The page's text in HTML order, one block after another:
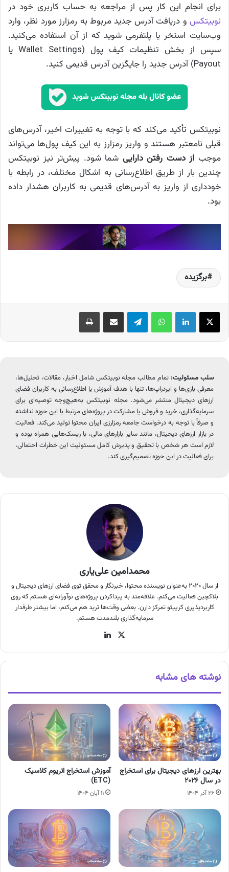
برای انجام این کار پس از مراجعه به حساب کاربری خود در
نوبیتکس و دریافت آدرس جدید مربوط به رمزارز مورد نظر، وارد
وب‌سایت استخر یا پلتفرمی شوید که از آن استفاده می‌کنید.
سپس از بخش تنظیمات کیف پول (Wallet Settings یا
Payout) آدرس جدید را جایگزین آدرس قدیمی کنید.
نوبیتکس تأکید می‌کند که با توجه به تغییرات اخیر، آدرس‌‌های
قبلی نامعتبر هستند و واریز رمزارز به این کیف پول‌ها می‌تواند
موجب از دست رفتن دارایی شما شود. پیش‌تر نیز نوبیتکس
چندین بار از طریق اطلاع‌رسانی به اشکال مختلف، در رابطه با
خودداری از واریز به آدرس‌های قدیمی به کاربران هشدار داده
بود.
برگزیده
X لینکدین واتس آپ تلگرام اشتراک گذاری از طریق ایمیل چاپ
سلب مسئولیت: تمام مطالب مجله نوبیتکس شامل اخبار، مقالات، تحلیل‌ها،
معرفی بازی‌ها و ایردراپ‌ها، تنها با هدف آموزش یا اطلاع‌رسانی به کاربران فضای
ارزهای دیجیتال منتشر می‌شود. مجله نوبیتکس به‌هیچ‌وجه توصیه‌ای برای
سرمایه‌گذاری، خرید و فروش یا مشارکت در پروژه‌های مرتبط با این حوزه نداشته
و صرفاً با توجه به درخواست جامعه رمزارزی ایران محتوا تولید می‌کند. فعالیت
در بازار ارزهای دیجیتال، مانند سایر بازارهای مالی، با ریسک‌هایی همراه بوده و
لازم است هر شخص با تحقیق و پذیرش کامل مسئولیت این خطرات احتمالی،
برای فعالیت در این حوزه تصمیم‌گیری کند.
محمدامین علی‌یاری
از سال ۲۰۲۰ به‌عنوان نویسنده محتوا، خبرنگار و محقق توی فضای ارزهای دیجیتال و
بلاکچین فعالیت می‌کنم. علاقه‌مند به پیداکردن پروژه‌های نوآورانه‌ای هستم که روی
کاربردپذیری کریپتو تمرکز دارن. بعضی وقت‌ها ترید هم می‌کنم، اما بیشتر طرفدار
سرمایه‌گذاری بلندمدت هستم.
X
نوشته های مشابه
بهترین ارزهای دیجیتال برای استخراج
در سال ۲۰۲۶
۲۶ آذر ۱۴۰۴
آموزش استخراج اتریوم کلاسیک
(ETC)
۱۱ آبان ۱۴۰۴